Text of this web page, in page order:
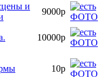
и
9000р
10000р
10р